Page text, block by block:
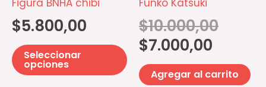
Figura BNHA chibi
$5.800,00
Seleccionar
opciones
pueden
elegir
en
Funko Katsuki
$10.000,00
$7.000,00
Agregar al carrito